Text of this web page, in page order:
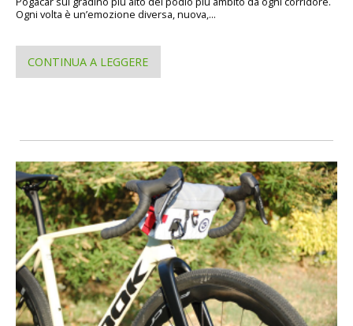
Ogni volta è un’emozione diversa, nuova,...
CONTINUA A LEGGERE